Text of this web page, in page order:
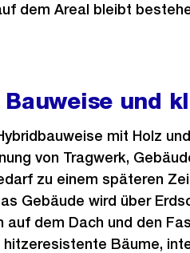
dem Areal bleibt
und
mit Holz
von Tragwerk,
zu einem späteren
Gebäude wird über
auf dem Dach und den
Bäume,